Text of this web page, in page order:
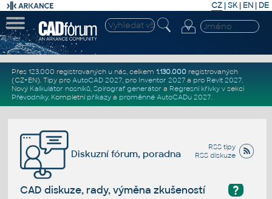
CZ | SK| EN | DE
Přes 123.000 registrovaných u nás, celkem 1.130.000registrovaných
(CZ+EN). Tipy pro AutoCAD 2027, pro Inventor 2027a pro Revit 2027.
Nový Kalkulátor nosníků, Spirograf generátor a Regresní křivkyv sekci
Převodníky. Kompletní příkazya proměnné AutoCADu 2027.
RSS tipy
RSS diskuze
Diskuzní fórum, poradna
?
CAD diskuze, rady, výměna zkušeností